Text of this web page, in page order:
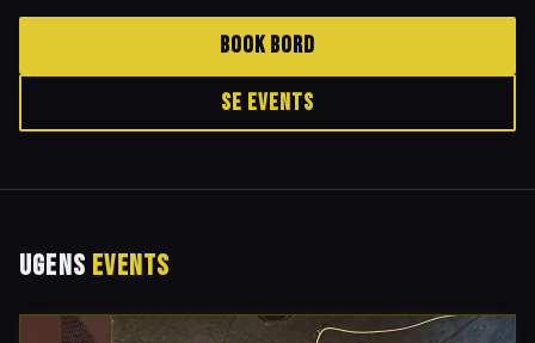
BOOK BORD
SE EVENTS
UGENS EVENTS